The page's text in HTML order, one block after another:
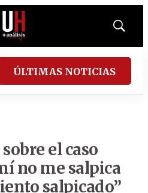
Mostrar
ÚLTIMAS NOTICIAS
el caso
no me salpica
salpicado”